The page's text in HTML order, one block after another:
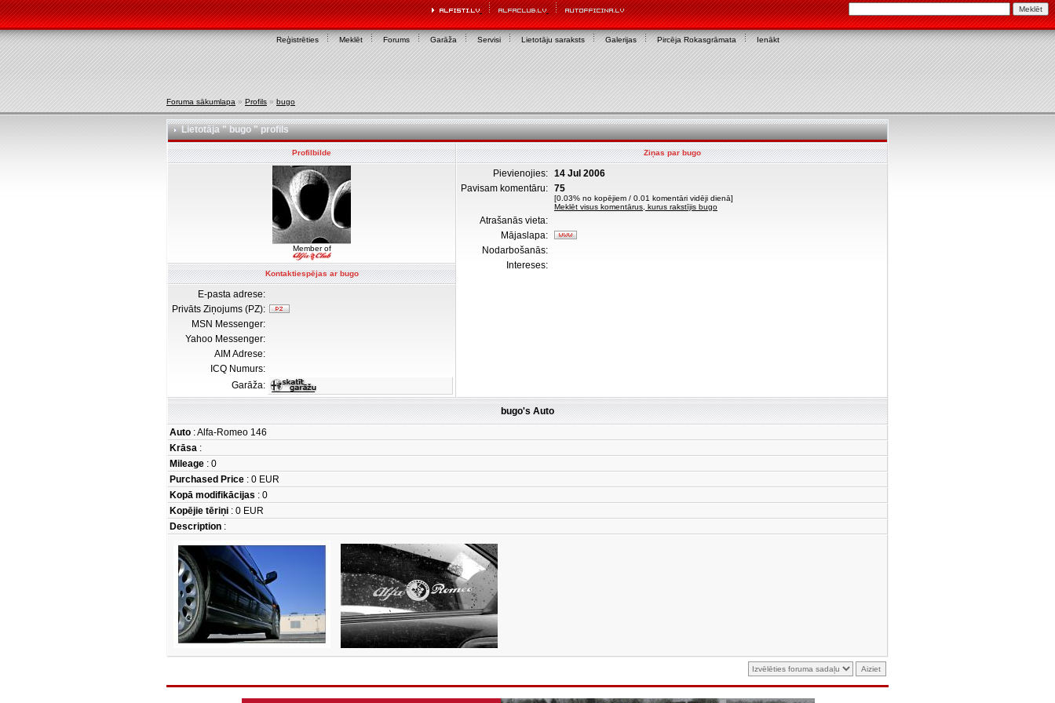
Reģistrēties Meklēt Forums Garāža Servisi Lietotāju saraksts Galerijas Pircēja Rokasgrāmata Ienākt
Foruma sākumlapa » Profils » bugo
Lietotāja " bugo " profils
Profilbilde Ziņas par bugo
Member of
Pievienojies: 14 Jul 2006
Pavisam komentāru: 75
[0.03% no kopējiem / 0.01 komentāri vidēji dienā]
Meklēt visus komentārus, kurus rakstījis bugo
Atrašanās vieta:
Mājaslapa:
Nodarbošanās:
Intereses:
Kontaktiespējas ar bugo
E-pasta adrese:
Privāts Ziņojums (PZ):
MSN Messenger:
Yahoo Messenger:
AIM Adrese:
ICQ Numurs:
Garāža:
bugo's Auto
Auto : Alfa-Romeo 146
Krāsa :
Mileage : 0
Purchased Price : 0 EUR
Kopā modifikācijas : 0
Kopējie tēriņi : 0 EUR
Description :